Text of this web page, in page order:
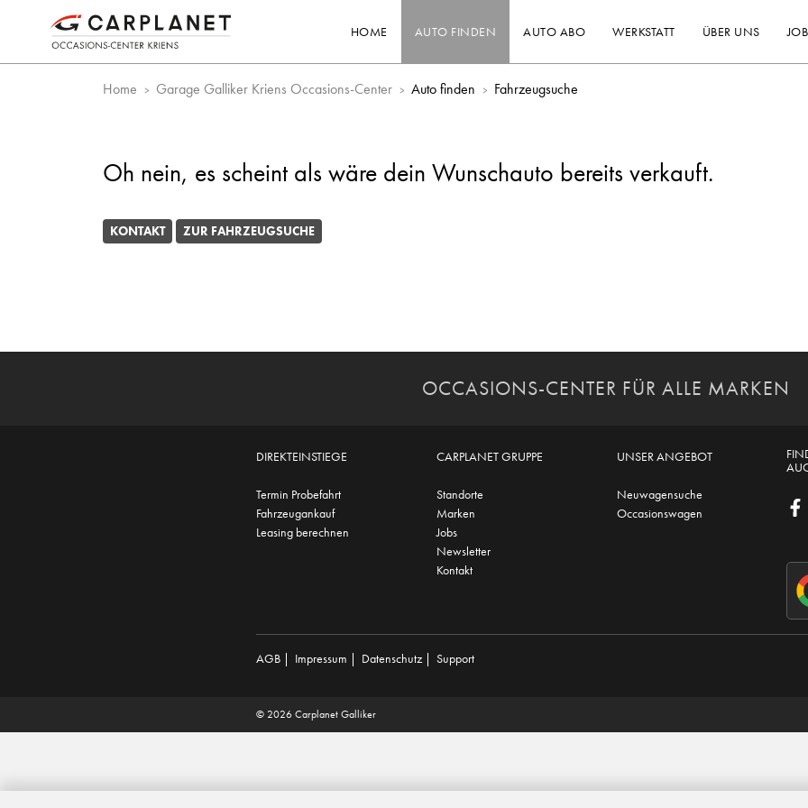
HOME AUTO FINDEN AUTO ABO WERKSTATT ÜBER UNS
Home Garage Galliker Kriens Occasions-Center Auto finden Fahrzeugsuche
Oh nein, es scheint als wäre dein Wunschauto bereits verkauft.
KONTAKT ZUR FAHRZEUGSUCHE
OCCASIONS-CENTER FÜR ALLE MARKEN
DIREKTEINSTIEGE
Termin Probefahrt
Fahrzeugankauf
Leasing berechnen
CARPLANET GRUPPE
Standorte
Marken
Jobs
Newsletter
Kontakt
UNSER ANGEBOT
Neuwagensuche
Occasionswagen
AGB | Impressum | Datenschutz| Support
© 2026 Carplanet Galliker